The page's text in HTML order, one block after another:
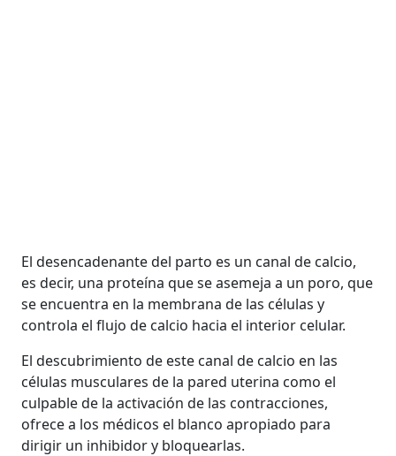
El desencadenante del parto es un canal de calcio,
es decir, una proteína que se asemeja a un poro, que
se encuentra en la membrana de las células y
controla el flujo de calcio hacia el interior celular.
El descubrimiento de este canal de calcio en las
células musculares de la pared uterina como el
culpable de la activación de las contracciones,
ofrece a los médicos el blanco apropiado para
dirigir un inhibidor y bloquearlas.